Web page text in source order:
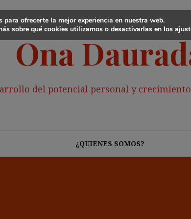
Ona
del potencial personal y
¿QUIENES SOMOS?
para ofrecerte la mejor experiencia en nuestra web.
sobre qué cookies utilizamos o desactivarlas en los